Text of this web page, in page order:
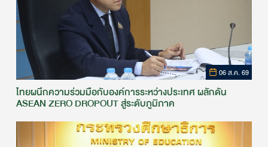
06 ส.ค. 69
ไทยผนึกความร่วมมือกับองค์การระหว่างประเทศ ผลักดัน
ASEAN ZERO DROPOUT สู่ระดับภูมิภาค